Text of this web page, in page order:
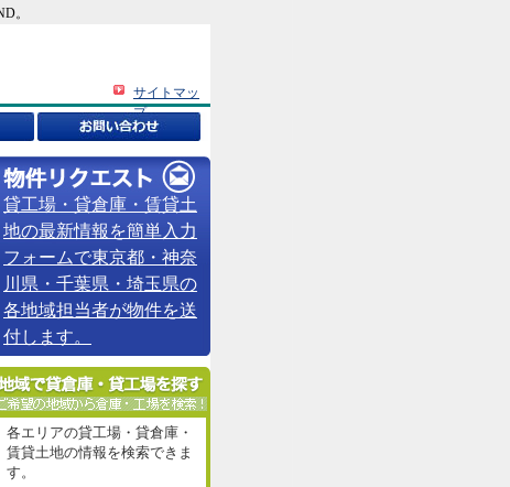
。
サイトマッ
プ
貸工場・貸倉庫・賃貸土
地の最新情報を簡単入力
フォームで東京都・神奈
川県・千葉県・埼玉県の
各地域担当者が物件を送
付します。
各エリアの貸工場・貸倉庫・
賃貸土地の情報を検索できま
す。